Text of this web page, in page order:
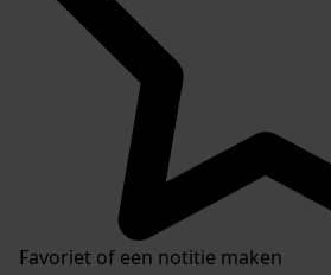
Favoriet of een notitie maken